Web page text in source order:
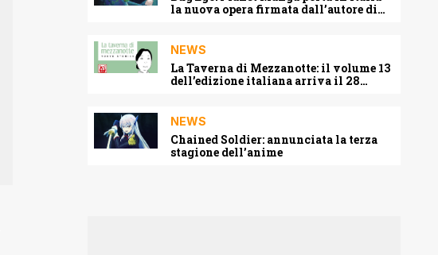
la nuova opera firmata dall’autore di
NEWS
La Taverna di Mezzanotte: il volume 13
dell’edizione italiana arriva il 28
NEWS
Chained Soldier: annunciata la terza
stagione dell’anime